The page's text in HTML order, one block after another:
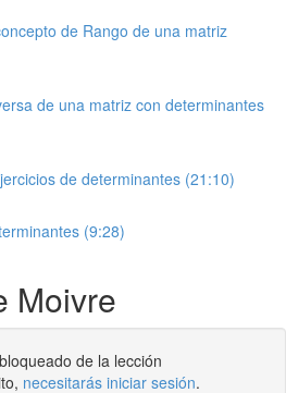
de Rango de una matriz
de una matriz con determinantes
de determinantes (21:10)
(9:28)
Moivre
de la lección
necesitarás iniciar sesión.